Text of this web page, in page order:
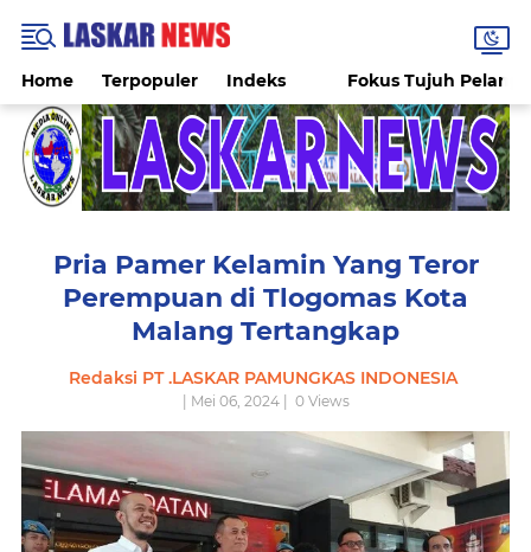
Home Terpopuler Indeks Fokus Tujuh
Pria Pamer Kelamin Yang Teror
Perempuan di Tlogomas Kota
Malang Tertangkap
Redaksi PT .LASKAR PAMUNGKAS INDONESIA
| Mei 06, 2024 | 0Views